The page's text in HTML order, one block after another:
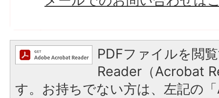
PDFファイルを閲
Reader（Acrobat
す。お持ちでない方は、左記の